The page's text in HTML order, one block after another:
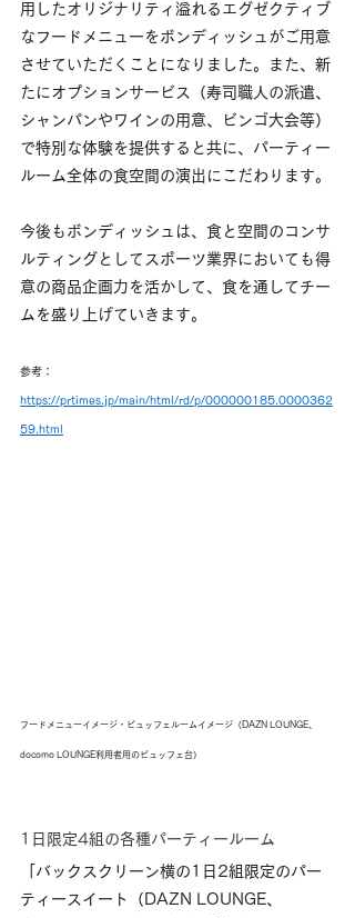
用したオリジナリティ溢れるエグゼクティブ
なフードメニューをボンディッシュ がご用意
させていただくことになりました。また、新
たにオプションサービス（寿司職人の派遣、
シャンパンやワインの用意、ビンゴ大会等）
で特別な体験を提供すると共に、パーティー
ルーム全体の食空間の演出にこだわります。
今後も ボンディッシュ は、食と空間のコンサ
ルティングとしてスポーツ業界においても得
意の商品企画力を活かして、食を通してチー
ムを盛り上げていきます。
参考：
https://prtimes.jp/main/html/rd/p/000000185.0000362
59.html
フードメニューイメージ・ビュッフェルームイメージ（DAZN LOUNGE、
docomo LOUNGE利用者用のビュッフェ台）
1日限定4組の各種パーティールーム
「バックスクリーン横の1日2組限定のパー
ティースイート（DAZN LOUNGE、